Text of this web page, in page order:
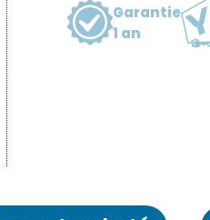
Garantie
1 an